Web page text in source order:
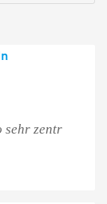
sehr zentr